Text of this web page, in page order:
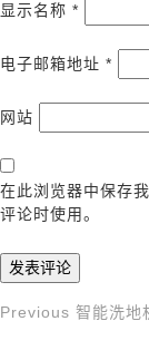
显示名称 *
电子邮箱地址 *
网站
在此浏览器中保存
评论时使用。
文
Previous
Previous 智能洗地